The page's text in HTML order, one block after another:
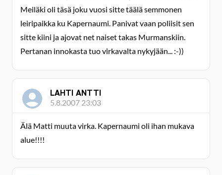
Meiläki oli täsä joku vuosi sitte täälä semmonen
leiripaikka ku Kapernaumi. Panivat vaan poliisit sen
sitte kiini ja ajovat net naiset takas Murmanskiin.
Pertanan innokasta tuo virkavalta nykyjään... :-))
LAHTI ANTTI
5.8.2007 23:03
Älä Matti muuta virka. Kapernaumi oli ihan mukava
alue!!!!